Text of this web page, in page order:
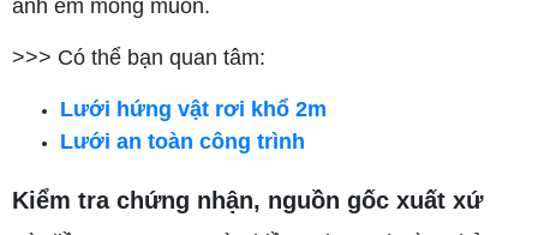
anh em mong muốn.
>>> Có thể bạn quan tâm:
Lưới hứng vật rơi khổ 2m
Lưới an toàn công trình
Kiểm tra chứng nhận, nguồn gốc xuất xứ